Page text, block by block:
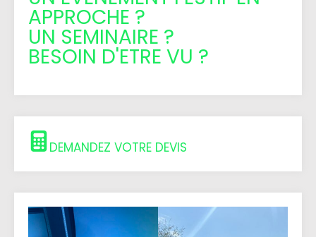
APPROCHE ?
UN SEMINAIRE ?
BESOIN D'ETRE VU ?
DEMANDEZ VOTRE DEVIS